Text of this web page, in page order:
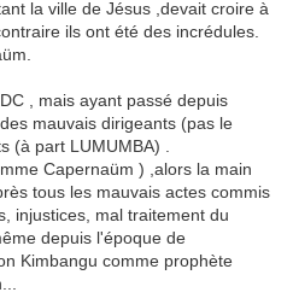
la ville de Jésus ,devait croire à
ils ont été des incrédules.
, mais ayant passé depuis
mauvais dirigeants (pas le
(à part LUMUMBA) .
Capernaüm ) ,alors la main
tous les mauvais actes commis
injustices, mal traitement du
depuis l'époque de
Kimbangu comme prophète